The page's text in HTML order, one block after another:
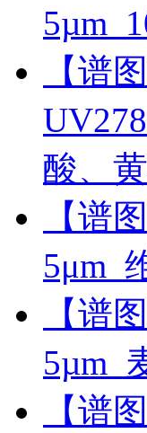
【谱
酸、
【谱
5μm_
【谱
5µm_
【谱